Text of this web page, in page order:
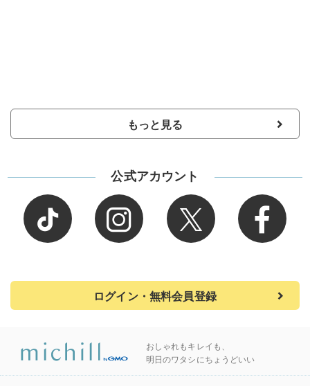
もっと見る
公式アカウント
ログイン・無料会員登録
おしゃれもキレイも、
明日のワタシにちょうどいい